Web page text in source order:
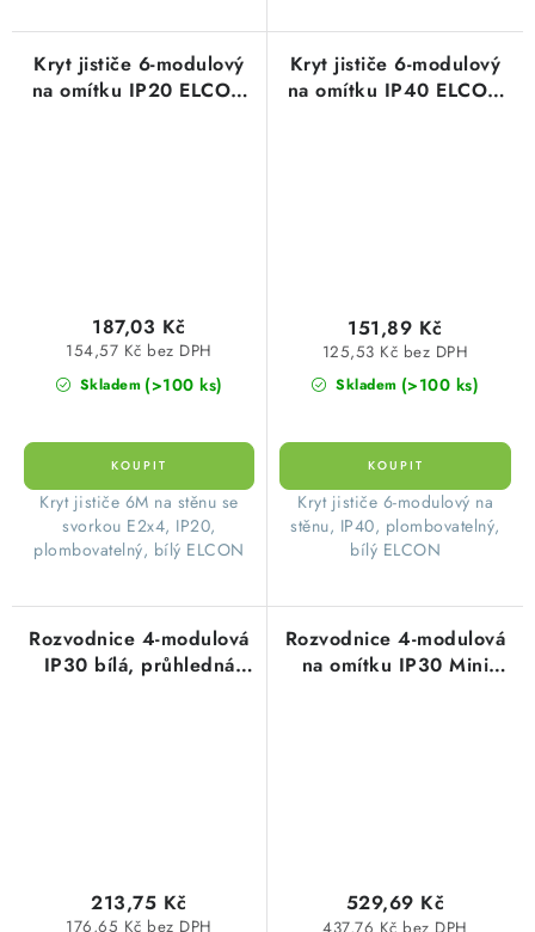
Kryt jističe 6-modulový
na omítku IP20 ELCON
Skladem (>100 ks)
154,57 Kč bez DPH
187,03 Kč
​Kryt jističe 6M na stěnu se
svorkou E2x4, IP20,
plombovatelný, bílý ELCON
Kryt jističe 6-modulový
na omítku IP40 ELCON
Skladem (>100 ks)
125,53 Kč bez DPH
151,89 Kč
​Kryt jističe 6-modulový na
stěnu, IP40, plombovatelný,
bílý ELCON
Rozvodnice 4-modulová
IP30 bílá, průhledná
176,65 Kč bez DPH
213,75 Kč
Rozvodnice 4-modulová
na omítku IP30 Mini
529,69 Kč